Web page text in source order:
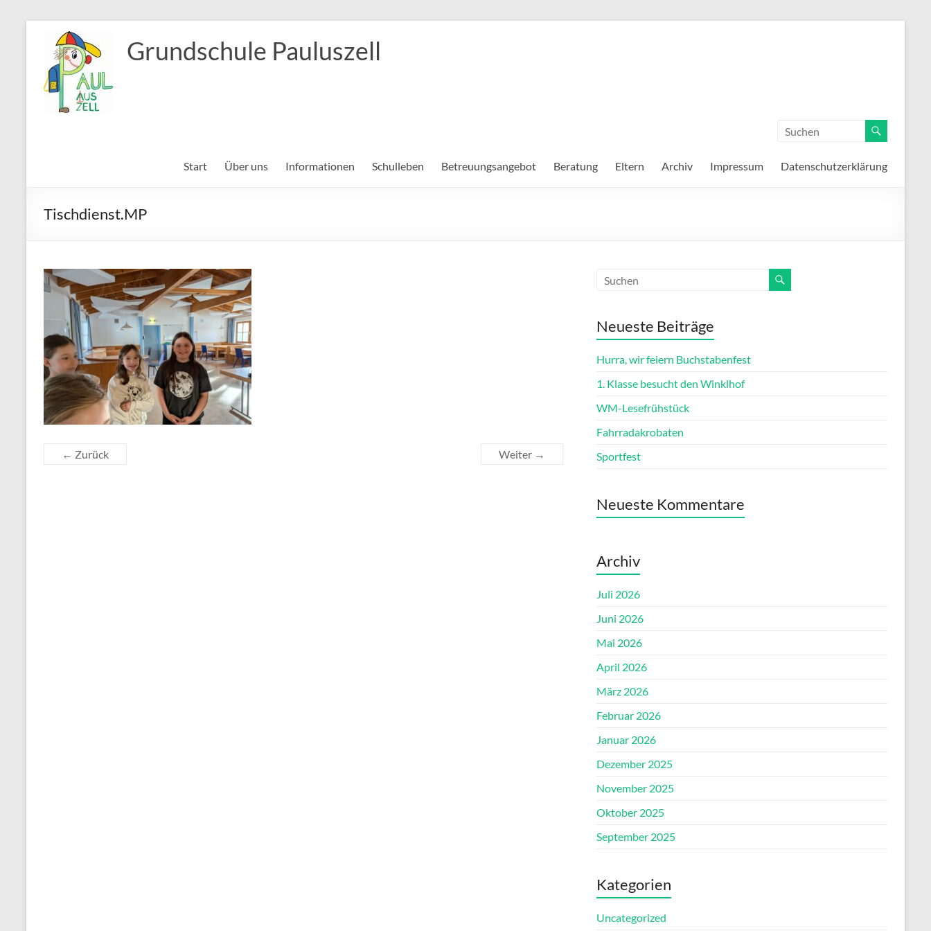
springen
Grundschule Pauluszell
Start Über uns Informationen Schulleben Betreuungsangebot Beratung Eltern Archiv Impressum Datenschutzerklärung
Tischdienst.MP
← Zurück Weiter →
Neueste Beiträge
Hurra, wir feiern Buchstabenfest
1. Klasse besucht den Winklhof
WM-Lesefrühstück
Fahrradakrobaten
Sportfest
Neueste Kommentare
Archiv
Juli 2026
Juni 2026
Mai 2026
April 2026
März 2026
Februar 2026
Januar 2026
Dezember 2025
November 2025
Oktober 2025
September 2025
Kategorien
Uncategorized